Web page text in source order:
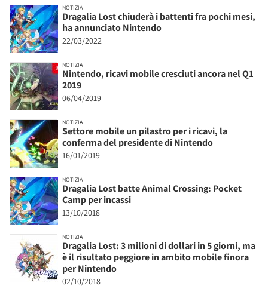
NOTIZIA
Dragalia Lost chiuderà i battenti fra pochi mesi,
ha annunciato Nintendo
22/03/2022
NOTIZIA
Nintendo, ricavi mobile cresciuti ancora nel Q1
2019
06/04/2019
NOTIZIA
Settore mobile un pilastro per i ricavi, la
conferma del presidente di Nintendo
16/01/2019
NOTIZIA
Dragalia Lost batte Animal Crossing: Pocket
Camp per incassi
13/10/2018
NOTIZIA
Dragalia Lost: 3 milioni di dollari in 5 giorni, ma
è il risultato peggiore in ambito mobile finora
per Nintendo
02/10/2018